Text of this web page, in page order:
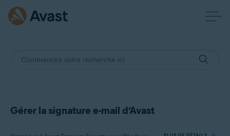
Gérer la signature e-mail d’Avast